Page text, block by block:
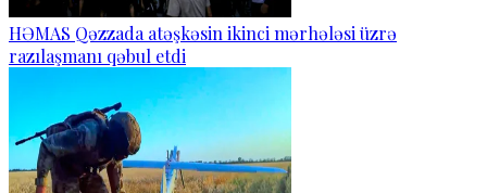
HƏMAS Qəzzada atəşkəsin ikinci mərhələsi üzrə
razılaşmanı qəbul etdi